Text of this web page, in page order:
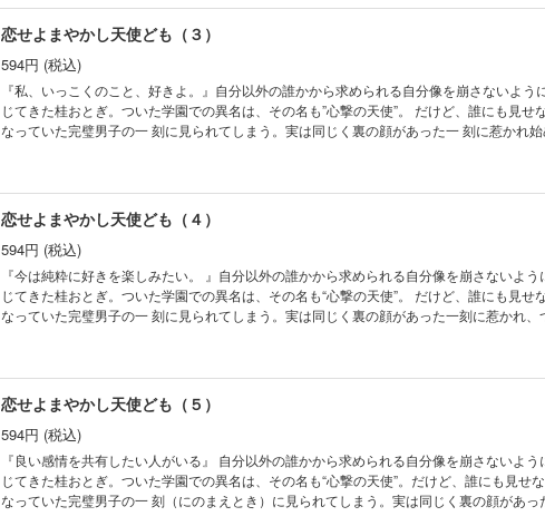
恋せよまやかし天使ども（３）
594円 (税込)
『私、いっこくのこと、好きよ。』自分以外の誰かから求められる自分像を崩さないよう
じてきた桂おとぎ。ついた学園での異名は、その名も”心撃の天使”。 だけど、誰にも見せないはずの裏の顔を気に
なっていた完璧男子の一 刻に見られてしまう。実は同じく裏の顔があった一 刻に惹かれ
恋せよまやかし天使ども（４）
594円 (税込)
『今は純粋に好きを楽しみたい。 』自分以外の誰かから求められる自分像を崩さないよ
じてきた桂おとぎ。ついた学園での異名は、その名も“心撃の天使”。 だけど、誰にも見せないはずの裏の顔を気に
なっていた完璧男子の一 刻に見られてしまう。実は同じく裏の顔があった一刻に惹かれ、
恋せよまやかし天使ども（５）
594円 (税込)
『良い感情を共有したい人がいる』 自分以外の誰かから求められる自分像を崩さないように、常に完璧美少女を演
じてきた桂おとぎ。ついた学園での異名は、その名も“心撃の天使”。だけど、誰にも見せ
なっていた完璧男子の一 刻（にのまえとき）に見られてしまう。実は同じく裏の顔があっ